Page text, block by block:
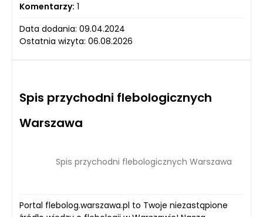
Komentarzy: 1
Data dodania: 09.04.2024
Ostatnia wizyta: 06.08.2026
Spis przychodni flebologicznych
Warszawa
Spis przychodni flebologicznych Warszawa
Portal flebolog.warszawa.pl to Twoje niezastąpione